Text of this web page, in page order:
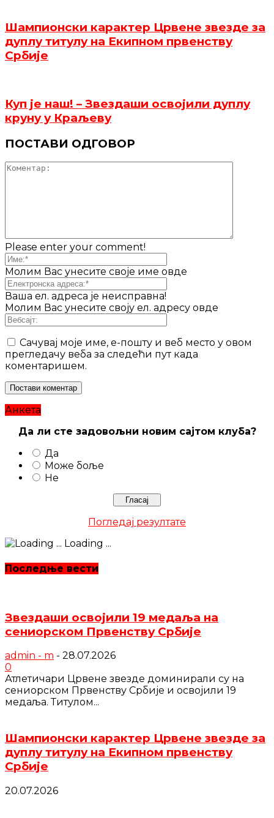
Шампионски карактер Црвене звезде за
дуплу титулу на Екипном првенству
Србије
Куп је наш! – Звездаши освојили дуплу
круну у Краљеву
ПОСТАВИ ОДГОВОР
Please enter your comment!
Молим Вас унесите своје име овде
Ваша ел. адреса је неисправна!
Молим Вас унесите своју ел. адресу овде
Сачувај моје име, е-пошту и веб место у овом
прегледачу веба за следећи пут када
коментаришем.
Анкета
Да ли сте задовољни новим сајтом клуба?
Да
Може боље
Не
Погледај резултате
Loading ...
Последње вести
Звездаши освојили 19 медаља на
сениорском Првенству Србије
admin - m - 28.07.2026
0
Атлетичари Црвене звезде доминирали су на
сениорском Првенству Србије и освојили 19
медаља. Титулом...
Шампионски карактер Црвене звезде за
дуплу титулу на Екипном првенству
Србије
20.07.2026